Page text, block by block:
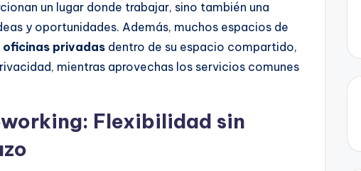
un lugar donde trabajar, sino también una
y oportunidades. Además, muchos espacios de
oficinas privadas dentro de su espacio compartido,
mientras aprovechas los servicios comunes
Flexibilidad sin